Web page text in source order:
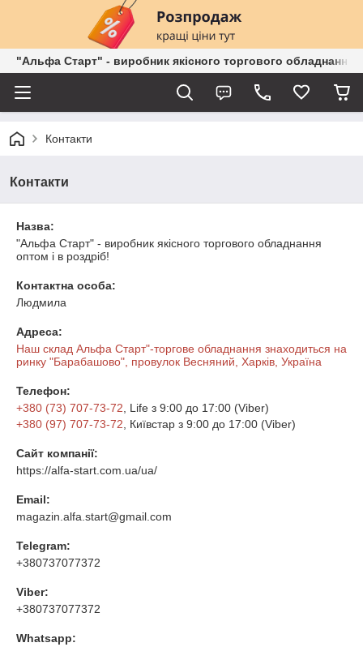
"Альфа Старт" - виробник якісного торгового обладнання
Контакти
Контакти
Назва:
"Альфа Старт" - виробник якісного торгового обладнання
оптом і в роздріб!
Контактна особа:
Людмила
Адреса:
Наш склад Альфа Старт"-торгове обладнання знаходиться на
ринку "Барабашово", провулок Весняний, Харків, Україна
Телефон:
+380 (73) 707-73-72 , Life з 9:00 до 17:00 (Viber)
+380 (97) 707-73-72 , Київстар з 9:00 до 17:00 (Viber)
Сайт компанії:
https://alfa-start.com.ua/ua/
Email:
magazin.alfa.start@gmail.com
Telegram:
+380737077372
Viber:
+380737077372
Whatsapp: